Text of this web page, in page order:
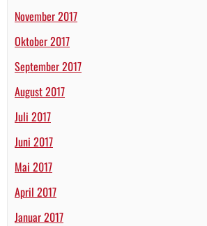
November 2017
Oktober 2017
September 2017
August 2017
Juli 2017
Juni 2017
Mai 2017
April 2017
Januar 2017